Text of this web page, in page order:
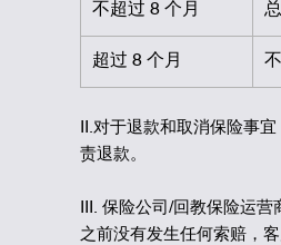
不超过 8 个月
超过 8 个月
II.对于退款和取消保险事
责退款。
III. 保险公司/回教保险运
之前没有发生任何索赔，